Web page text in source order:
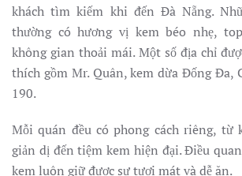
khách tìm kiếm khi đến Đà Nẵng.
thường có hương vị kem béo nhẹ,
không gian thoải mái. Một số địa chỉ
thích gồm Mr. Quân, kem dừa Đống Đa,
190.
Mỗi quán đều có phong cách riêng, từ
giản dị đến tiệm kem hiện đại. Điều
kem luôn giữ được sự tươi mát và dễ ăn.